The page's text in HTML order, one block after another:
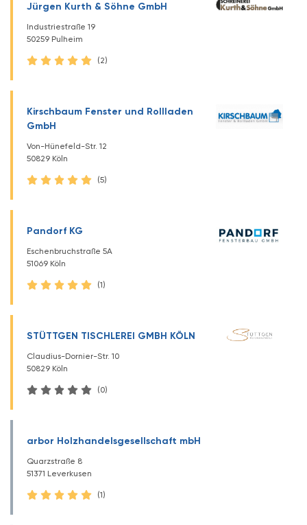
Jürgen Kurth & Söhne GmbH
Industriestraße 19
50259 Pulheim
(2)
Kirschbaum Fenster und Rollladen
GmbH
Von-Hünefeld-Str. 12
50829 Köln
(5)
Pandorf KG
Eschenbruchstraße 5A
51069 Köln
(1)
STÜTTGEN TISCHLEREI GMBH KÖLN
Claudius-Dornier-Str. 10
50829 Köln
(0)
arbor Holzhandelsgesellschaft mbH
Quarzstraße 8
51371 Leverkusen
(1)